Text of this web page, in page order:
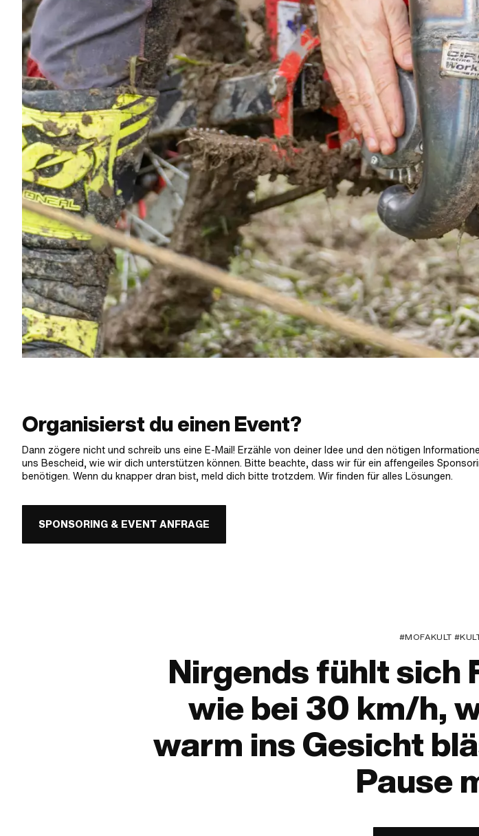
Organisierst du einen Event?
Dann zögere nicht und schreib uns eine E-Mail! Erzähle von deiner Idee und den nötigen
uns Bescheid, wie wir dich unterstützen können. Bitte beachte, dass wir für ein affengeiles
benötigen. Wenn du knapper dran bist, meld dich bitte trotzdem. Wir finden für alles Lösungen.
SPONSORING & EVENT ANFRAGE
#MOFAKULT
Nirgends fühlt sich
wie bei 30 km/h,
warm ins Gesicht
Pause